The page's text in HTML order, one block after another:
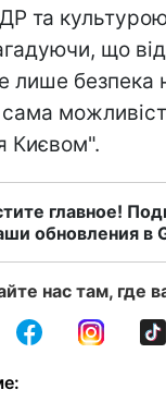
та
що
лише безпека
Києвом".
главное!
обновления в
нас там, где